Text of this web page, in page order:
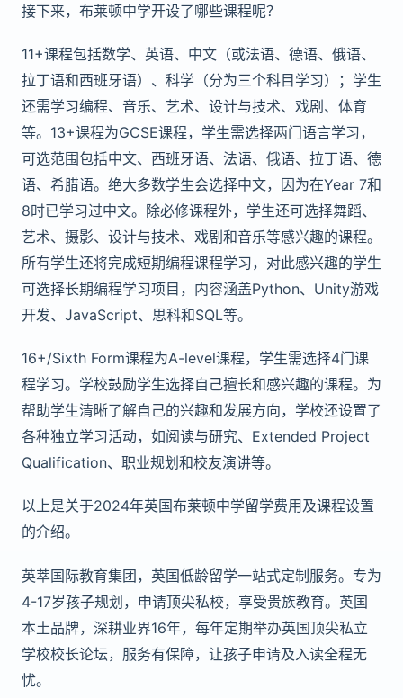
接下来，布莱顿中学开设了哪些课程呢？
11+课程包括数学、英语、中文（或法语、德语、俄语、
拉丁语和西班牙语）、科学（分为三个科目学习）；学生
还需学习编程、音乐、艺术、设计与技术、戏剧、体育
等。13+课程为GCSE课程，学生需选择两门语言学习，
可选范围包括中文、西班牙语、法语、俄语、拉丁语、德
语、希腊语。绝大多数学生会选择中文，因为在Year 7和
8时已学习过中文。除必修课程外，学生还可选择舞蹈、
艺术、摄影、设计与技术、戏剧和音乐等感兴趣的课程。
所有学生还将完成短期编程课程学习，对此感兴趣的学生
可选择长期编程学习项目，内容涵盖Python、Unity游戏
开发、JavaScript、思科和SQL等。
16+/Sixth Form课程为A-level课程，学生需选择4门课
程学习。学校鼓励学生选择自己擅长和感兴趣的课程。为
帮助学生清晰了解自己的兴趣和发展方向，学校还设置了
各种独立学习活动，如阅读与研究、Extended Project
Qualification、职业规划和校友演讲等。
以上是关于2024年英国布莱顿中学留学费用及课程设置
的介绍。
英萃国际教育集团，英国低龄留学一站式定制服务。专为
4-17岁孩子规划，申请顶尖私校，享受贵族教育。英国
本土品牌，深耕业界16年，每年定期举办英国顶尖私立
学校校长论坛，服务有保障，让孩子申请及入读全程无
忧。